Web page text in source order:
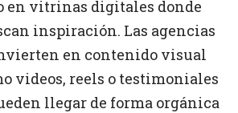
en vitrinas digitales donde
inspiración. Las agencias
en contenido visual
videos, reels o testimoniales
llegar de forma orgánica